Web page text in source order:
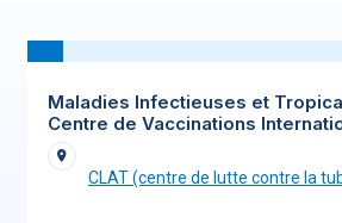
Maladies Infectieuses et
Centre de Vaccinations
CLAT (centre de lutte contre la